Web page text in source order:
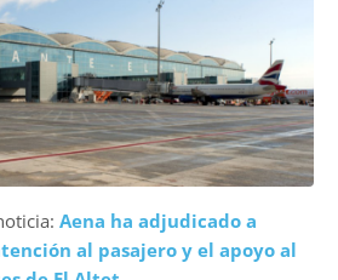
Aena ha adjudicado a
al pasajero y el apoyo al